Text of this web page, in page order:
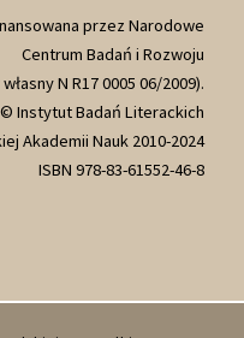
przez Narodowe
Centrum Badań i Rozwoju
N R17 0005 06/2009).
Instytut Badań Literackich
Akademii Nauk 2010-2024
ISBN 978-83-61552-46-8